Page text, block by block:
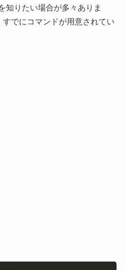
知りたい場合が多々ありま
でにコマンドが用意されてい